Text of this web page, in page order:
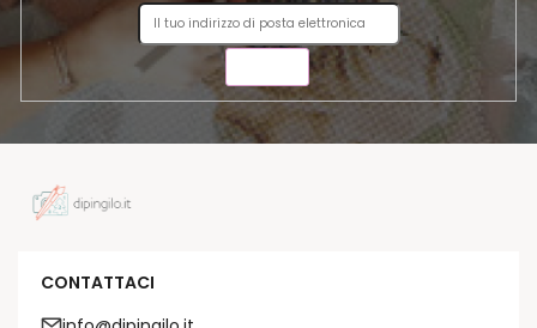
CONTATTACI